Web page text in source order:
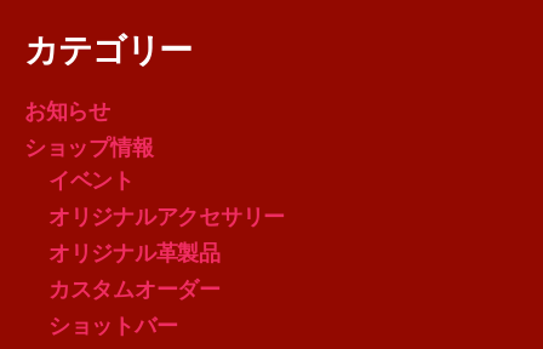
カテゴリー
お知らせ
ショップ情報
イベント
オリジナルアクセサリー
オリジナル革製品
カスタムオーダー
ショットバー